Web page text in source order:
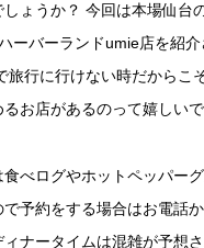
ょうか？ 今回は本場仙台
ーバーランドumie店を紹
旅行に行けない時だからこ
るお店があるのって嬉しい
食べログやホットペッパー
予約をする場合はお電話か
ィナータイムは混雑が予想